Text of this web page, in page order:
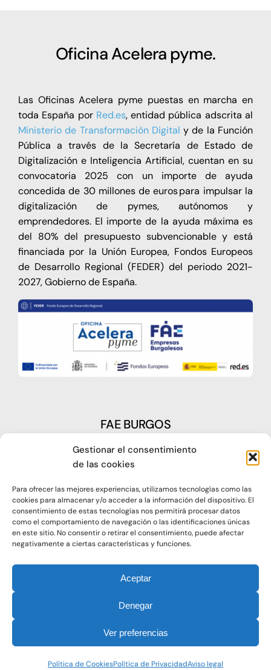
Gestionar el consentimiento
de las cookies
Para ofrecer las mejores experiencias, utilizamos tecnologías como las
cookies para almacenar y/o acceder a la información del dispositivo. El
consentimiento de estas tecnologías nos permitirá procesar datos
como el comportamiento de navegación o las identificaciones únicas
en este sitio. No consentir o retirar el consentimiento, puede afectar
negativamente a ciertas características y funciones.
Aceptar
Denegar
Ver preferencias
Política de CookiesPolítica de PrivacidadAviso legal
Oficina Acelera pyme.
Las Oficinas Acelera pyme puestas en marcha en
toda España por Red.es, entidad pública adscrita al
Ministerio de Transformación Digital y de la Función
Pública a través de la Secretaría de Estado de
Digitalización e Inteligencia Artificial, cuentan en su
convocatoria 2025 con un importe de ayuda
concedida de 30 millones de euros para impulsar la
digitalización de pymes, autónomos y
emprendedores. El importe de la ayuda máxima es
del 80% del presupuesto subvencionable y está
financiada por la Unión Europea, Fondos Europeos
de Desarrollo Regional (FEDER) del periodo 2021-
2027, Gobierno de España.
FAE BURGOS
Plaza Castilla, nº1 – 09003 Burgos
Telf: 947 266 142
Fax: 947 273 797
oap@faeburgos.org
Política de Privacidad|